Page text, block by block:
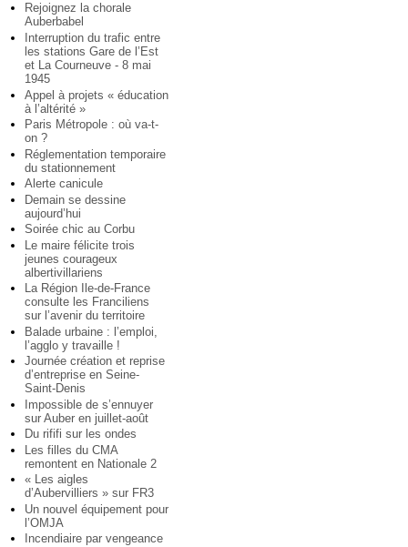
Rejoignez la chorale
Auberbabel
Interruption du trafic entre
les stations Gare de l’Est
et La Courneuve - 8 mai
1945
Appel à projets « éducation
à l’altérité »
Paris Métropole : où va-t-
on ?
Réglementation temporaire
du stationnement
Alerte canicule
Demain se dessine
aujourd’hui
Soirée chic au Corbu
Le maire félicite trois
jeunes courageux
albertivillariens
La Région Ile-de-France
consulte les Franciliens
sur l’avenir du territoire
Balade urbaine : l’emploi,
l’agglo y travaille !
Journée création et reprise
d’entreprise en Seine-
Saint-Denis
Impossible de s’ennuyer
sur Auber en juillet-août
Du rififi sur les ondes
Les filles du CMA
remontent en Nationale 2
« Les aigles
d’Aubervilliers » sur FR3
Un nouvel équipement pour
l’OMJA
Incendiaire par vengeance